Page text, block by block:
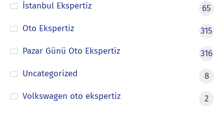
İstanbul Ekspertiz
65
Oto Ekspertiz
315
Pazar Günü Oto Ekspertiz
316
Uncategorized
8
Volkswagen oto ekspertiz
2